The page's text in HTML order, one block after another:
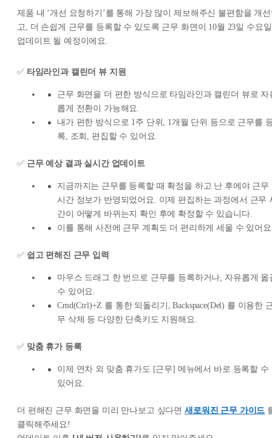
제품 내 ‘개선 요청하기’를 통해 가장 많이 제보해주신 불편함을 개
고, 더 손쉽게 근무를 등록할 수 있도록 근무 화면이 10월 23일 수요일
업데이트 될 예정이에요.
✅ 타임라인과 캘린더 뷰 지원
근무 화면을 더 편한 방식으로 타임라인과 캘린더 뷰로 자
롭게 전환이 가능해요.
내가 편한 방식으로 1주 단위, 1개월 단위 등으로 근무를
록, 조회, 편집할 수 있어요.
✅ 근무 예상 결과 실시간 업데이트
지금까지는 근무를 등록할 때 확정을 하고 난 후에야 근무
시간 정보가 반영되었어요. 이제 편집하는 과정에서 근무
간이 어떻게 바뀌는지 확인 후에 확정할 수 있습니다.
이를 통해 사전에 근무 계획도 더 편리하게 세울 수 있어
✅ 쉽고 편해진 근무 입력
마우스 드래그 한 번으로 근무를 등록하거나, 자유롭게 옮
수 있어요.
Cmd(Ctrl)+Z 를 통한 되돌리기, Backspace(Del) 를 이용한
무 삭제 등 다양한 단축키도 지원해요.
✅ 맞춤 휴가 등록
이제 연차 외 맞춤 휴가도 [근무] 메뉴에서 바로 등록할 수
있어요.
더 편해진 근무 화면을 미리 만나보고 싶다면 새로워진 근무 가이드
클릭해주세요!